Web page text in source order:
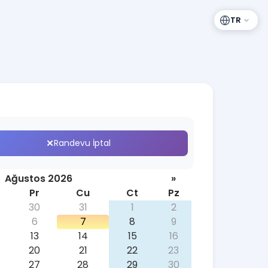
Randevu İptal
Ağustos 2026
»
Pr Cu Ct
Pz
30 31 1
2
6 7 8
9
13 14 15
16
20 21 22
23
27 28 29
30
TR